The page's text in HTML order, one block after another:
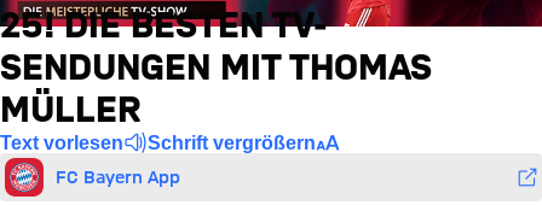
25! DIE BESTEN TV-
SENDUNGEN MIT THOMAS
MÜLLER
Text vorlesen Schrift vergrößern
FC Bayern App